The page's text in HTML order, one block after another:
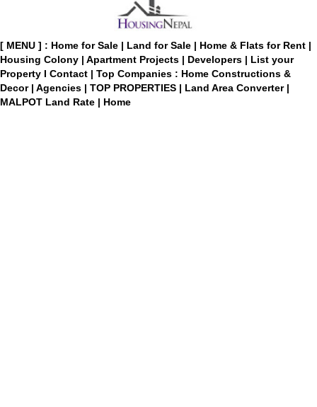
[ MENU ] : Home for Sale | Land for Sale | Home & Flats for Rent |
Housing Colony | Apartment Projects | Developers | List your
Property I Contact | Top Companies : Home Constructions &
Decor | Agencies | TOP PROPERTIES | Land Area Converter |
MALPOT Land Rate | Home